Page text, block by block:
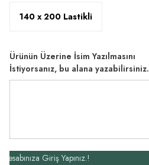
140 x 200 Lastikli
Ürünün Üzerine İsim Yazılmasını
İstiyorsanız, bu alana yazabilirsiniz.
Giriş Yapınız.!